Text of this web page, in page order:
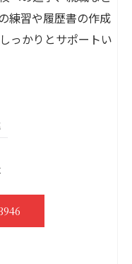
練習や履歴書の作成
っかりとサポートい